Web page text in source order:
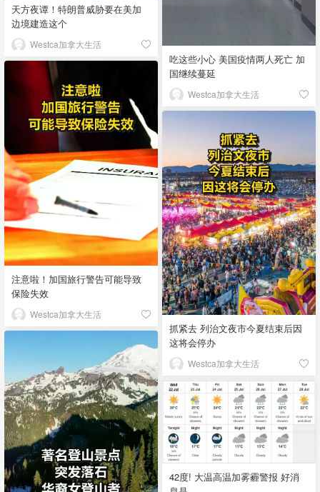
天方夜谭！特朗普威胁要在美加
边境建造这个
Westca加拿大生活
吃这些小心 美国疫情两人死亡 加
国继续蔓延
Westca加拿大生活
注意啦！加国旅行警告可能导致
保险失效
Westca加拿大生活
抓紧去 列治文夜市今夏结束后因
这将会停办
Westca加拿大生活
42度! 大温高温加雾霾警报 好消